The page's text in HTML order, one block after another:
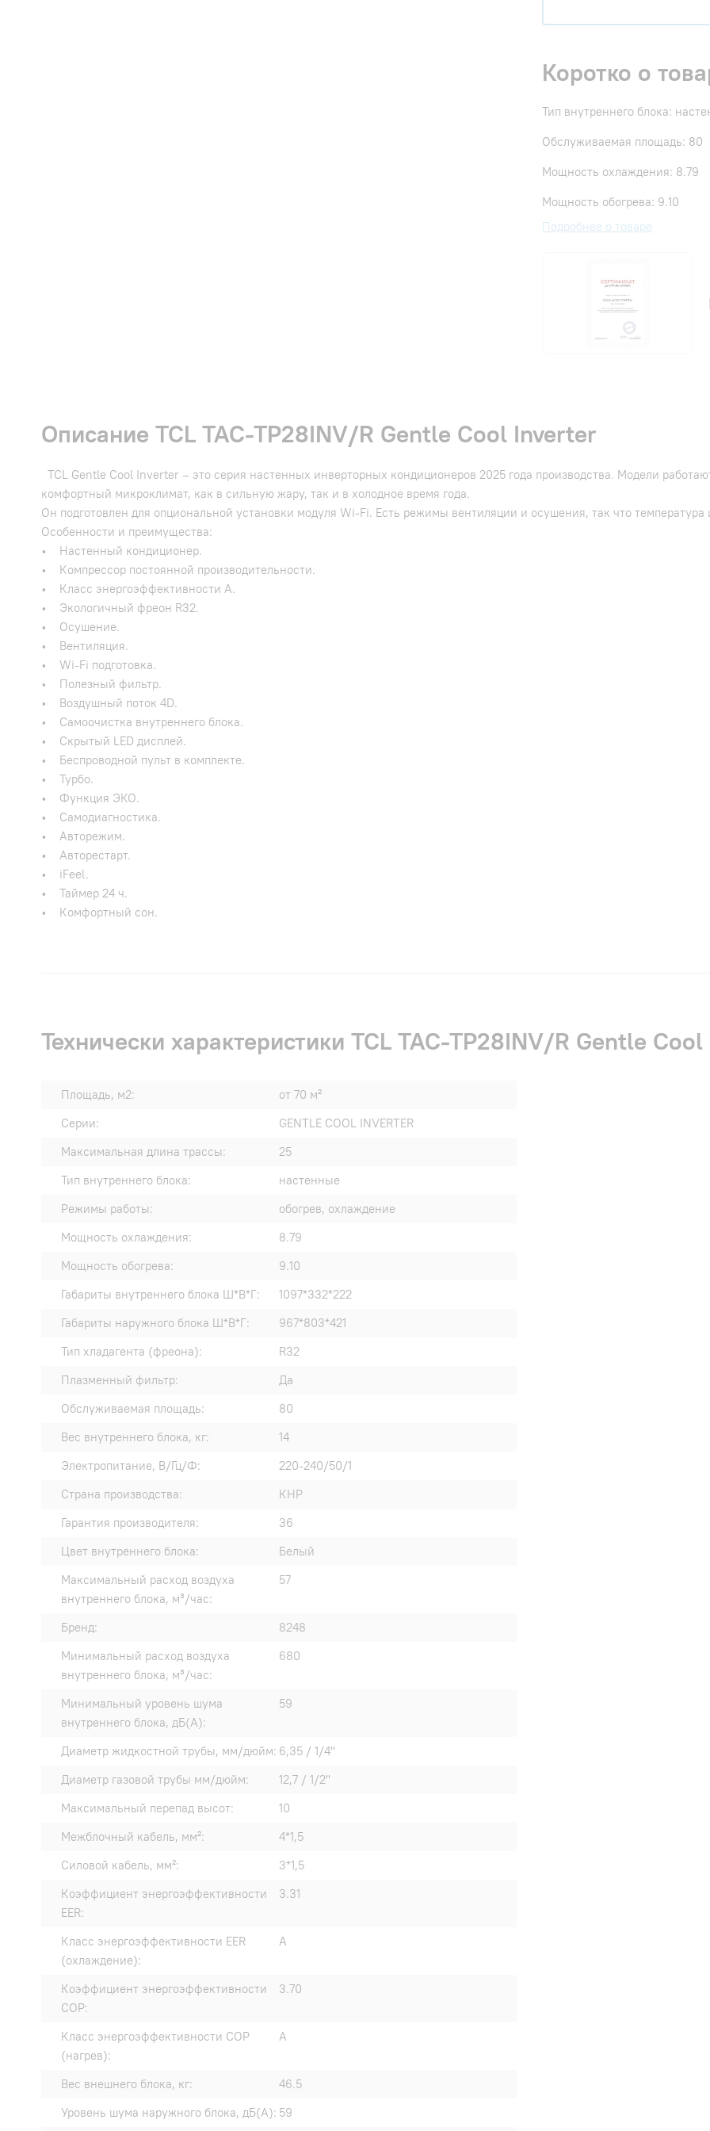
Коротко о
Тип внутреннего блока:
Обслуживаемая площадь: 80
Мощность охлаждения: 8.79
Мощность обогрева: 9.10
Подробнее о товаре
Описание TCL TAC-TP28INV/R Gentle Cool Inverter
TCL Gentle Cool Inverter – это серия настенных инверторных кондиционеров 2025 года производства. Модели
комфортный микроклимат, как в сильную жару, так и в холодное время года.
Он подготовлен для опциональной установки модуля Wi-Fi. Есть режимы вентиляции и осушения, так что температура
Особенности и преимущества:
• Настенный кондиционер.
• Компрессор постоянной производительности.
• Класс энергоэффективности А.
• Экологичный фреон R32.
• Осушение.
• Вентиляция.
• Wi-Fi подготовка.
• Полезный фильтр.
• Воздушный поток 4D.
• Самоочистка внутреннего блока.
• Скрытый LED дисплей.
• Беспроводной пульт в комплекте.
• Турбо.
• Функция ЭКО.
• Самодиагностика.
• Авторежим.
• Авторестарт.
• iFeel.
• Таймер 24 ч.
• Комфортный сон.
Технически характеристики TCL TAC-TP28INV/R Gentle
Площадь, м2:
от 70 м²
Серии:
GENTLE COOL INVERTER
Максимальная длина трассы:
25
Тип внутреннего блока:
настенные
Режимы работы:
обогрев, охлаждение
Мощность охлаждения:
8.79
Мощность обогрева:
9.10
Габариты внутреннего блока Ш*В*Г:
1097*332*222
Габариты наружного блока Ш*В*Г:
967*803*421
Тип хладагента (фреона):
R32
Плазменный фильтр:
Да
Обслуживаемая площадь:
80
Вес внутреннего блока, кг:
14
Электропитание, В/Гц/Ф:
220-240/50/1
Страна производства:
КНР
Гарантия производителя:
36
Цвет внутреннего блока:
Белый
Максимальный расход воздуха
внутреннего блока, м³/час:
57
Бренд:
8248
Минимальный расход воздуха
внутреннего блока, м³/час:
680
Минимальный уровень шума
внутреннего блока, дБ(А):
59
Диаметр жидкостной трубы, мм/дюйм: 6,35 / 1/4"
Диаметр газовой трубы мм/дюйм:
12,7 / 1/2"
Максимальный перепад высот:
10
Межблочный кабель, мм²:
4*1,5
Силовой кабель, мм²:
3*1,5
Коэффициент энергоэффективности
EER:
3.31
Класс энергоэффективности EER
(охлаждение):
A
Коэффициент энергоэффективности
COP:
3.70
Класс энергоэффективности COP
(нагрев):
A
Вес внешнего блока, кг:
46.5
Уровень шума наружного блока, дБ(А): 59